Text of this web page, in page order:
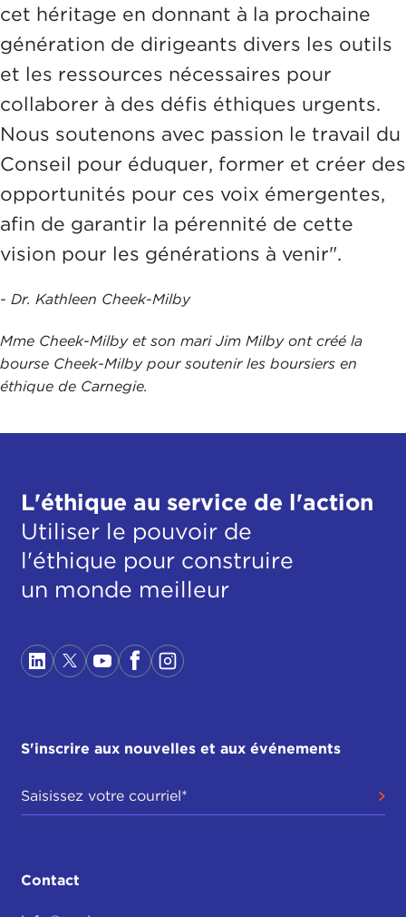
cet héritage en donnant à la prochaine
génération de dirigeants divers les outils
et les ressources nécessaires pour
collaborer à des défis éthiques urgents.
Nous soutenons avec passion le travail du
Conseil pour éduquer, former et créer des
opportunités pour ces voix émergentes,
afin de garantir la pérennité de cette
vision pour les générations à venir".
- Dr. Kathleen Cheek-Milby
Mme Cheek-Milby et son mari Jim Milby ont créé la
bourse Cheek-Milby pour soutenir les boursiers en
éthique de Carnegie.
L'éthique au service de l'action
Utiliser le pouvoir de
l'éthique pour construire
un monde meilleur
S'inscrire aux nouvelles et aux événements
Contact